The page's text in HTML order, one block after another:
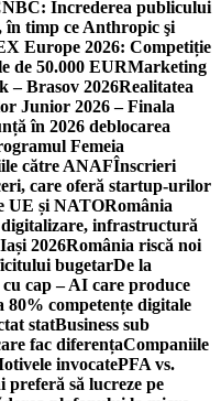
Încrederea publicului
în timp ce Anthropic şi
Europe 2026: Competiție
de 50.000 EURMarketing
– Brasov 2026Realitatea
Junior 2026 – Finala
în 2026 deblocarea
Femeia
către ANAFÎnscrieri
care oferă startup-urilor
UE și NATORomânia
infrastructură
2026România riscă noi
bugetarDe la
cap – AI care produce
competențe digitale
statBusiness sub
fac diferențaCompaniile
invocatePFA vs.
să lucreze pe